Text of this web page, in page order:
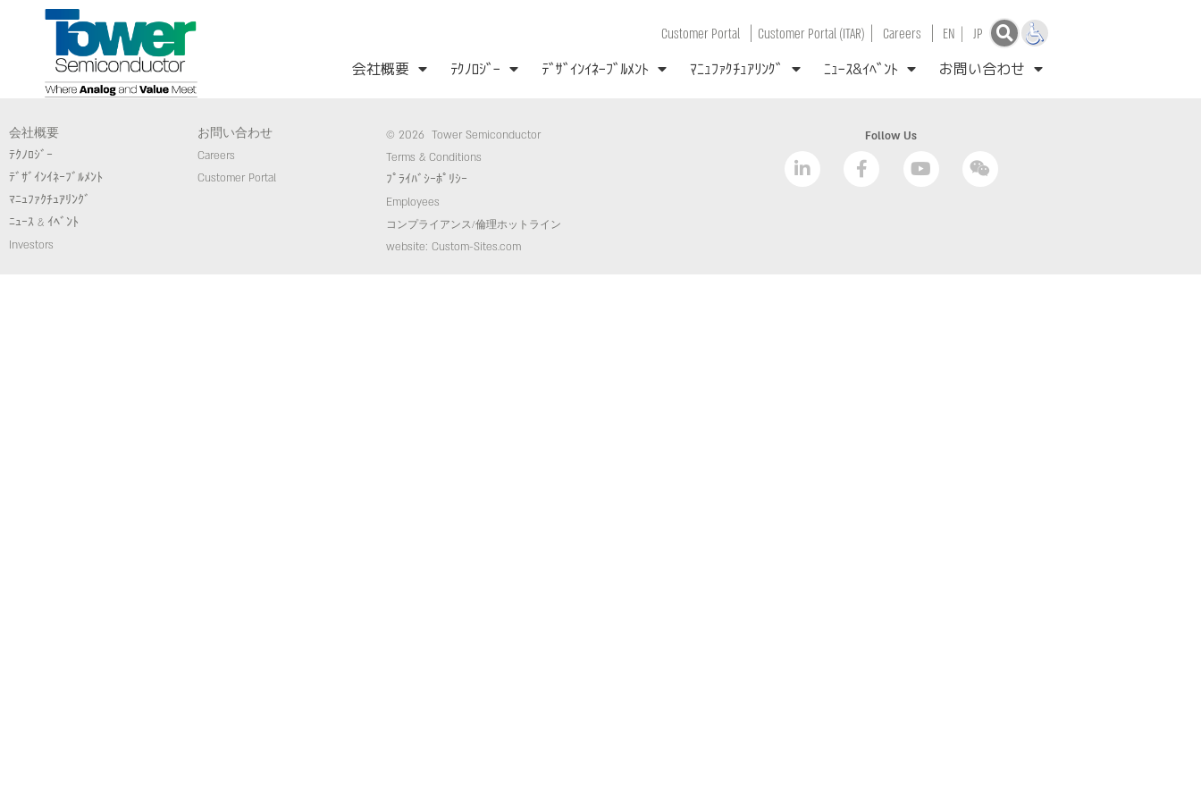
Customer Portal| Customer Portal (ITAR) | Careers | EN | JP
会社概要 ﾃｸﾉﾛｼﾞｰ ﾃﾞｻﾞｲﾝｲﾈｰﾌﾞﾙﾒﾝﾄ ﾏﾆｭﾌｧｸﾁｭｱﾘﾝｸﾞ ﾆｭｰｽ&ｲﾍﾞﾝﾄ お問い合わせ
会社概要
ﾃｸﾉﾛｼﾞｰ
ﾃﾞｻﾞｲﾝｲﾈｰﾌﾞﾙﾒﾝﾄ
ﾏﾆｭﾌｧｸﾁｭｱﾘﾝｸﾞ
ﾆｭｰｽ & ｲﾍﾞﾝﾄ
Investors
お問い合わせ
Careers
Customer Portal
© 2026 Tower Semiconductor
Terms & Conditions
ﾌﾟﾗｲﾊﾞｼｰﾎﾟﾘｼｰ
Employees
コンプライアンス/倫理ホットライン
website: Custom-Sites.com
Follow Us